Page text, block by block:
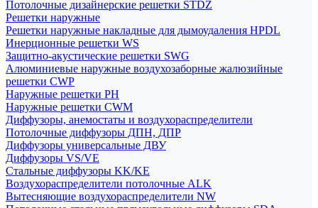
Потолочные дизайнерские решетки STDZ
Решетки наружные
Решетки наружные накладные для дымоудаления HPDL
Инерционные решетки WS
Защитно-акустические решетки SWG
Алюминиевые наружные воздухозаборные жалюзийные
решетки CWP
Наружные решетки РН
Наружные решетки CWM
Диффузоры, анемостаты и воздухораспределители
Потолочные диффузоры ДПН, ДПР
Диффузоры универсальные ДВУ
Диффузоры VS/VE
Стальные диффузоры KK/KE
Воздухораспределители потолочные ALK
Вытесняющие воздухораспределители NW